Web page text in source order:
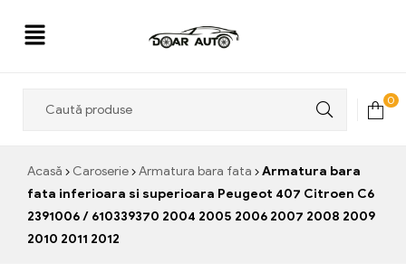
0
Acasă Caroserie Armatura bara fata
Armatura bara
fata inferioara si superioara Peugeot 407 Citroen C6
2391006 / 610339370 2004 2005 2006 2007 2008 2009
2010 2011 2012